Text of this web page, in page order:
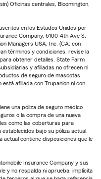
Oficinas centrales, Bloomington,
en los Estados Unidos por
Company, 6100-4th Ave S,
Managers USA, Inc. (CA: con
términos y condiciones, revise la
obtener detalles. State Farm
y afiliadas no ofrecen ni
de seguro de mascotas.
afiliada con Trupanion ni con
una póliza de seguro médico
o la compra de una nueva
como las coberturas para
bajo su póliza actual.
actual contiene disposiciones que le
Insurance Company y sus
y no respalda ni aprueba, implícita